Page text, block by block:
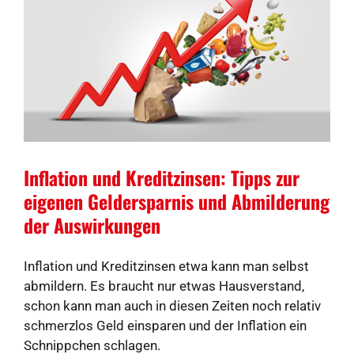
Inflation und Kreditzinsen: Tipps zur
eigenen Geldersparnis und Abmilderung
der Auswirkungen
Inflation und Kreditzinsen etwa kann man selbst
abmildern. Es braucht nur etwas Hausverstand,
schon kann man auch in diesen Zeiten noch relativ
schmerzlos Geld einsparen und der Inflation ein
Schnippchen schlagen.